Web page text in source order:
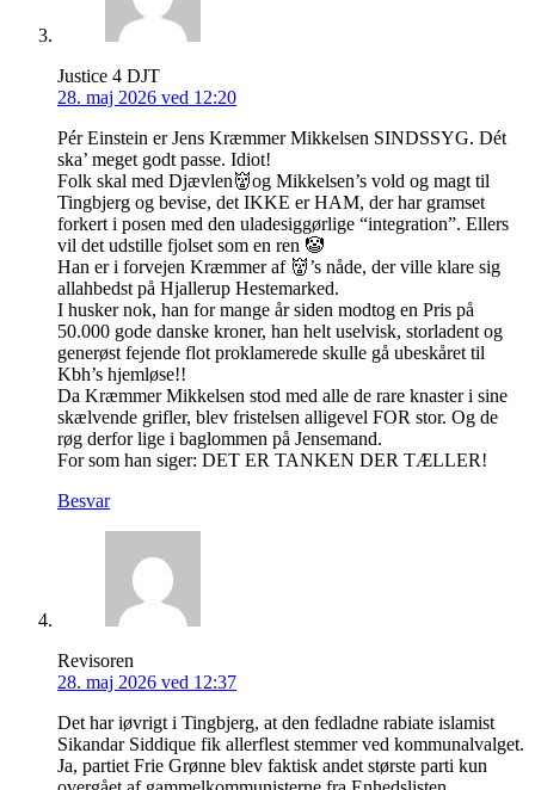
Justice 4 DJT
28. maj 2026 ved 12:20
Pér Einstein er Jens Kræmmer Mikkelsen SINDSSYG. Dét
ska’ meget godt passe. Idiot!
Folk skal med Djævlen👹og Mikkelsen’s vold og magt til
Tingbjerg og bevise, det IKKE er HAM, der har gramset
forkert i posen med den uladesiggørlige “integration”. Ellers
vil det udstille fjolset som en ren 🤡
Han er i forvejen Kræmmer af 👹’s nåde, der ville klare sig
allahbedst på Hjallerup Hestemarked.
I husker nok, han for mange år siden modtog en Pris på
50.000 gode danske kroner, han helt uselvisk, storladent og
generøst fejende flot proklamerede skulle gå ubeskåret til
Kbh’s hjemløse!!
Da Kræmmer Mikkelsen stod med alle de rare knaster i sine
skælvende grifler, blev fristelsen alligevel FOR stor. Og de
røg derfor lige i baglommen på Jensemand.
For som han siger: DET ER TANKEN DER TÆLLER!
Besvar
Revisoren
28. maj 2026 ved 12:37
Det har iøvrigt i Tingbjerg, at den fedladne rabiate islamist
Sikandar Siddique fik allerflest stemmer ved kommunalvalget.
Ja, partiet Frie Grønne blev faktisk andet største parti kun